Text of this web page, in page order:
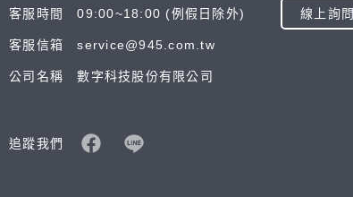
客服時間 09:00~18:00 (例假日除外) 線上詢問
客服信箱 service@945.com.tw
公司名稱 數字科技股份有限公司
追蹤我們